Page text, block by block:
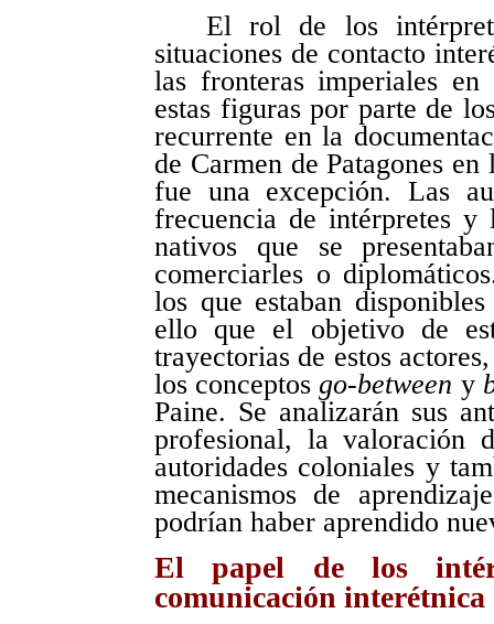
El rol de los
situaciones de contacto
las fronteras imperiales
estas figuras por parte de
recurrente en la
de Carmen de Patagones
fue una excepción. Las
frecuencia de intérpretes y
nativos que se
comerciarles o
los que estaban
ello que el objetivo de
trayectorias de estos
los conceptos go-between y
Paine. Se analizarán sus
profesional, la valoración
autoridades coloniales y
mecanismos de
podrían haber aprendido
El papel de los
comunicación interétnica